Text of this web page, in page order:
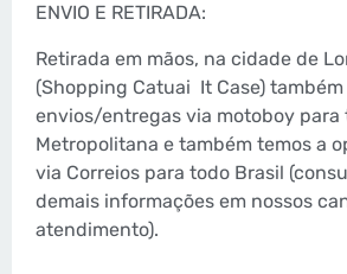
ENVIO E RETIRADA:
Retirada em mãos, na cidade de
(Shopping Catuai It Case)
envios/entregas via motoboy para
Metropolitana e também temos a
via Correios para todo Brasil
demais informações em nossos
atendimento).